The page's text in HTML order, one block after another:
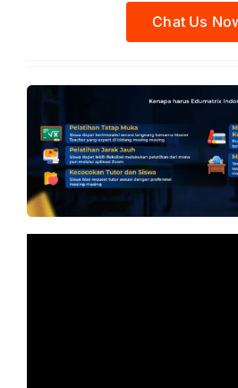
Chat Us